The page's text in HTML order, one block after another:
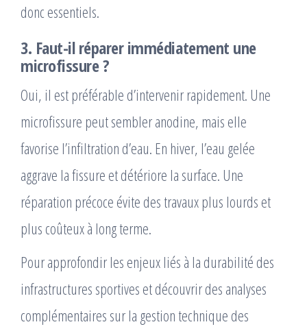
donc essentiels.
3. Faut-il réparer immédiatement une
microfissure ?
Oui, il est préférable d’intervenir rapidement. Une
microfissure peut sembler anodine, mais elle
favorise l’infiltration d’eau. En hiver, l’eau gelée
aggrave la fissure et détériore la surface. Une
réparation précoce évite des travaux plus lourds et
plus coûteux à long terme.
Pour approfondir les enjeux liés à la durabilité des
infrastructures sportives et découvrir des analyses
complémentaires sur la gestion technique des